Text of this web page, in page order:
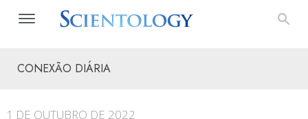
CONEXÃO DIÁRIA
1 DE OUTUBRO DE 2022